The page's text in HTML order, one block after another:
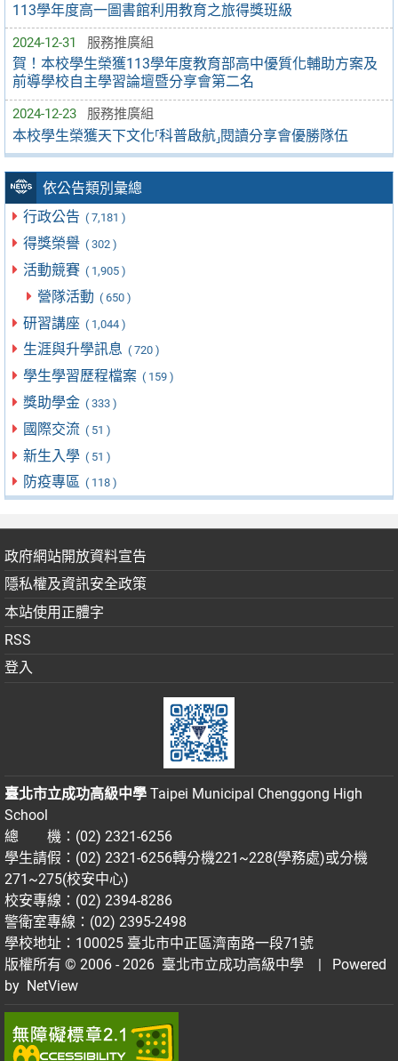
113學年度高一圖書館利用教育之旅得獎班級
2024-12-31 服務推廣組
賀！本校學生榮獲113學年度教育部高中優質化輔助方案及
前導學校自主學習論壇暨分享會第二名
2024-12-23 服務推廣組
本校學生榮獲天下文化⸢科普啟航⸥閱讀分享會優勝隊伍
依公告類別彙總
行政公告 ( 7,181 )
得獎榮譽 ( 302 )
活動競賽 ( 1,905 )
營隊活動 ( 650 )
研習講座 ( 1,044 )
生涯與升學訊息 ( 720 )
學生學習歷程檔案 ( 159 )
獎助學金 ( 333 )
國際交流 ( 51 )
新生入學 ( 51 )
防疫專區 ( 118 )
政府網站開放資料宣告
隱私權及資訊安全政策
本站使用正體字
RSS
登入
臺北市立成功高級中學 Taipei Municipal Chenggong High
School
總 機：(02) 2321-6256
學生請假：(02) 2321-6256轉分機221~228(學務處)或分機
271~275(校安中心)
校安專線：(02) 2394-8286
警衛室專線：(02) 2395-2498
學校地址：100025 臺北市中正區濟南路一段71號
版權所有 © 2006 - 2026 臺北市立成功高級中學
| Powered
by NetView